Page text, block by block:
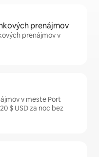
prenájmov
prenájmov v
v meste Port
$ USD za noc bez